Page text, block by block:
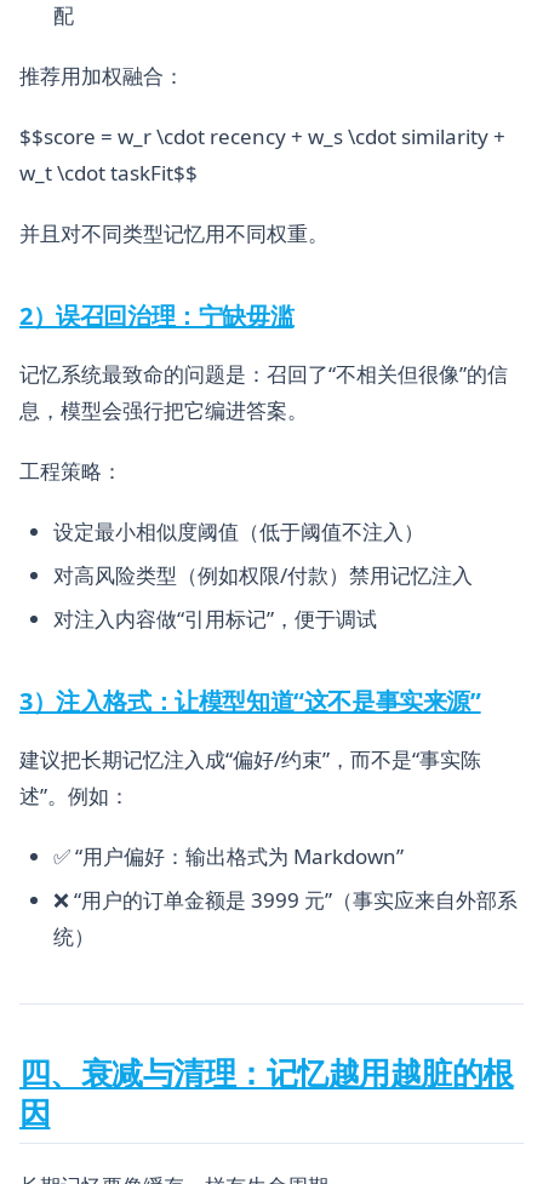
配
推荐用加权融合：
$$score = w_r \cdot recency + w_s \cdot similarity +
w_t \cdot taskFit$$
并且对不同类型记忆用不同权重。
2）误召回治理：宁缺毋滥
记忆系统最致命的问题是：召回了“不相关但很像”的信
息，模型会强行把它编进答案。
工程策略：
设定最小相似度阈值（低于阈值不注入）
对高风险类型（例如权限/付款）禁用记忆注入
对注入内容做“引用标记”，便于调试
3）注入格式：让模型知道“这不是事实来源”
建议把长期记忆注入成“偏好/约束”，而不是“事实陈
述”。例如：
✅ “用户偏好：输出格式为 Markdown”
❌ “用户的订单金额是 3999 元”（事实应来自外部系
统）
四、衰减与清理：记忆越用越脏的根
因